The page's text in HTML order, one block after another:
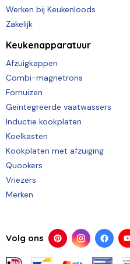
Werken bij Keukenloods
Zakelijk
Keukenapparatuur
Afzuigkappen
Combi-magnetrons
Fornuizen
Geïntegreerde vaatwassers
Inductie kookplaten
Koelkasten
Kookplaten met afzuiging
Quookers
Vriezers
Merken
Volg ons